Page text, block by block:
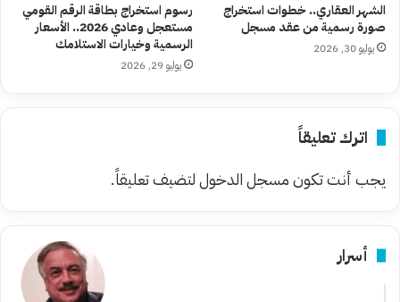
الشهر العقاري.. خطوات استخراج
صورة رسمية من عقد مسجل
يوليو 30, 2026
رسوم استخراج بطاقة الرقم القومي
مستعجل وعادي 2026.. الأسعار
الرسمية وخيارات الاستلامك
يوليو 29, 2026
اترك تعليقاً
يجب أنت تكونمسجل الدخوللتضيف تعليقاً.
أسرار